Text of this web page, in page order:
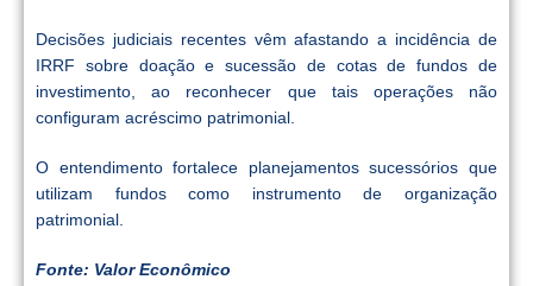
Decisões judiciais recentes vêm afastando a incidência de
IRRF sobre doação e sucessão de cotas de fundos de
investimento, ao reconhecer que tais operações não
configuram acréscimo patrimonial.
O entendimento fortalece planejamentos sucessórios que
utilizam fundos como instrumento de organização
patrimonial.
Fonte: Valor Econômico